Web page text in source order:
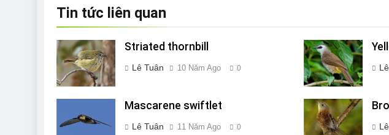
Tin tức liên quan
Striated thornbill
Lê Tuân 10 Năm Ago 0
Mascarene swiftlet
Lê Tuân 11 Năm Ago 0